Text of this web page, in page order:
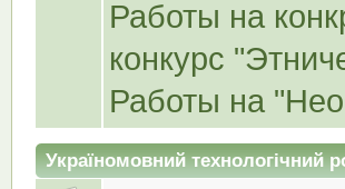
Работы на
конкурс
Работы на
Україномовний технологічний